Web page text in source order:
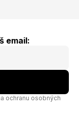
email:
ochranu osobných